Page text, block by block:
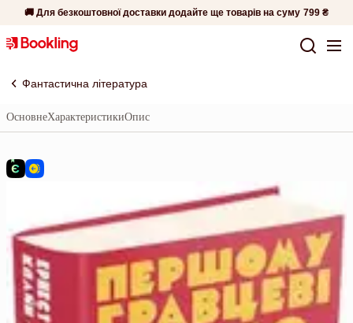
🚚 Для безкоштовної доставки додайте ще товарів на суму 799 ₴
Фантастична література
ОсновнеХарактеристикиОпис